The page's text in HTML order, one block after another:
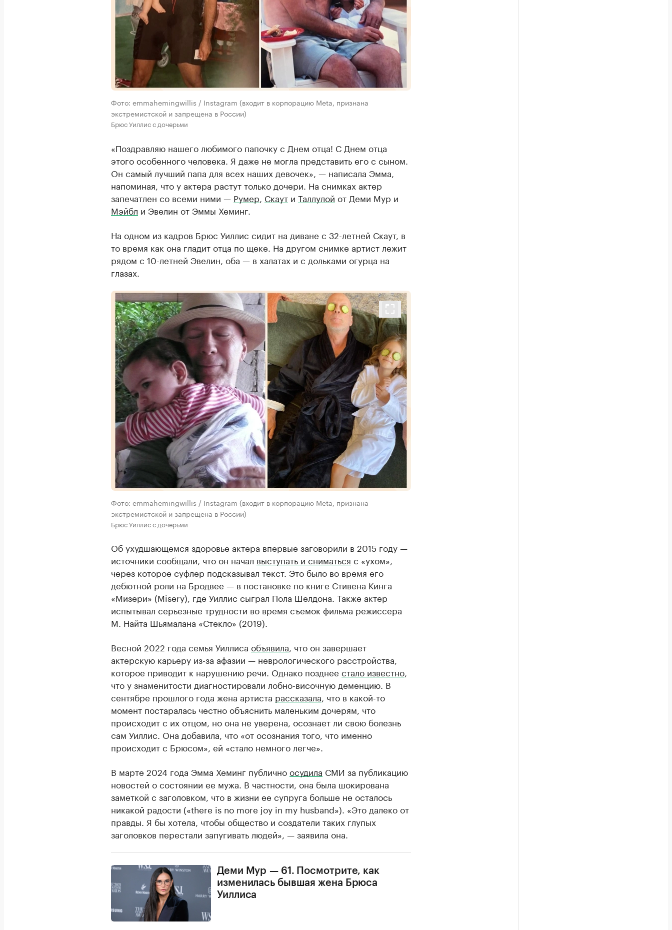
Фото: emmahemingwillis / Instagram (входит в корпорацию Meta, признана
экстремистской и запрещена в России)
Брюс Уиллис с дочерьми
«Поздравляю нашего любимого папочку с Днем отца! С Днем отца
этого особенного человека. Я даже не могла представить его с сыном.
Он самый лучший папа для всех наших девочек», — написала Эмма,
напоминая, что у актера растут только дочери. На снимках актер
запечатлен со всеми ними — Румер Скаут и Таллулой от Деми Мур и
Мэйбл и Эвелин от Эммы Хеминг.
На одном из кадров Брюс Уиллис сидит на диване с 32-летней Скаут, в
то время как она гладит отца по щеке. На другом снимке артист лежит
рядом с 10-летней Эвелин, оба — в халатах и с дольками огурца на
глазах.
Фото: emmahemingwillis / Instagram (входит в корпорацию Meta, признана
экстремистской и запрещена в России)
Брюс Уиллис с дочерьми
Об ухудшающемся здоровье актера впервые заговорили в 2015 году —
источники сообщали, что он начал выступать и сниматься с «ухом»,
через которое суфлер подсказывал текст. Это было во время его
дебютной роли на Бродвее — в постановке по книге Стивена Кинга
«Мизери» (Misery), где Уиллис сыграл Пола Шелдона. Также актер
испытывал серьезные трудности во время съемок фильма режиссера
М. Найта Шьямалана «Стекло» (2019).
Весной 2022 года семья Уиллиса объявила , что он завершает
актерскую карьеру из-за афазии — неврологического расстройства,
которое приводит к нарушению речи. Однако позднее стало известно
что у знаменитости диагностировали лобно-височную деменцию. В
сентябре прошлого года жена артиста рассказала , что в какой-то
момент постаралась честно объяснить маленьким дочерям, что
происходит с их отцом, но она не уверена, осознает ли свою болезнь
сам Уиллис. Она добавила, что «от осознания того, что именно
происходит с Брюсом», ей «стало немного легче».
В марте 2024 года Эмма Хеминг публичноосудила СМИ за публикацию
новостей о состоянии ее мужа. В частности, она была шокирована
заметкой с заголовком, что в жизни ее супруга больше не осталось
никакой радости («there is no more joy in my husband»). «Это далеко от
правды. Я бы хотела, чтобы общество и создатели таких глупых
заголовков перестали запугивать людей», — заявила она.
Деми Мур — 61. Посмотрите, как
изменилась бывшая жена Брюса
Уиллиса